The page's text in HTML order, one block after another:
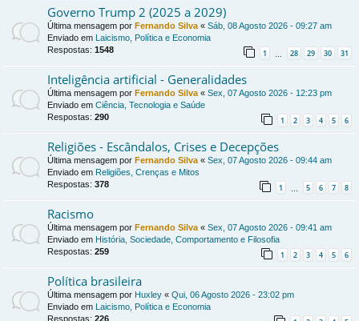
Governo Trump 2 (2025 a 2029)
Última mensagem por Fernando Silva « Sáb, 08 Agosto 2026 - 09:27 am
Enviado em Laicismo, Política e Economia
Respostas: 1548 1 28 29 30 31
Inteligência artificial - Generalidades
Última mensagem por Fernando Silva « Sex, 07 Agosto 2026 - 12:23 pm
Enviado em Ciência, Tecnologia e Saúde
Respostas: 290 1 2 3 4 5 6
Religiões - Escândalos, Crises e Decepções
Última mensagem por Fernando Silva « Sex, 07 Agosto 2026 - 09:44 am
Enviado em Religiões, Crenças e Mitos
Respostas: 378 1 … 5 6 7 8
Racismo
Última mensagem por Fernando Silva « Sex, 07 Agosto 2026 - 09:41 am
Enviado em História, Sociedade, Comportamento e Filosofia
Respostas: 259 1 2 3 4 5 6
Política brasileira
Última mensagem por Huxley « Qui, 06 Agosto 2026 - 23:02 pm
Enviado em Laicismo, Política e Economia
Respostas: 226